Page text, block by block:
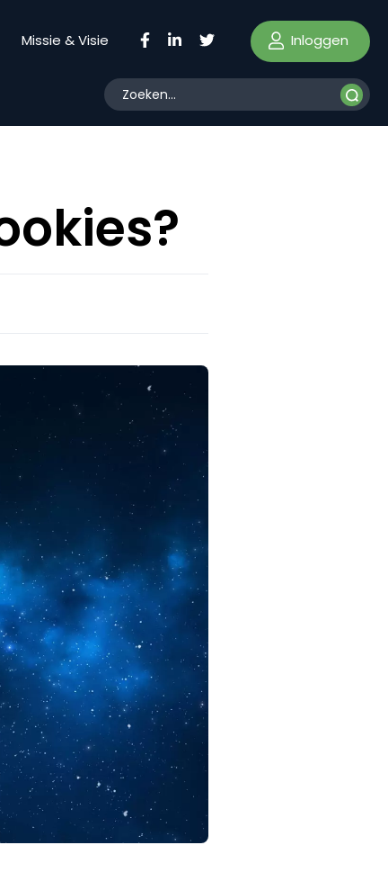
Missie & Visie Inloggen